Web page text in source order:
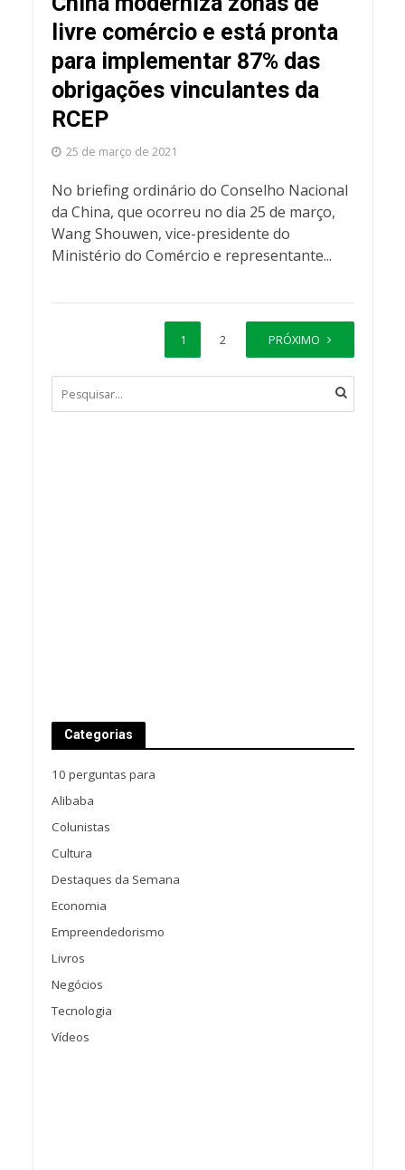
livre comércio e está pronta
para implementar 87% das
obrigações vinculantes da
RCEP
25 de março de 2021
No briefing ordinário do Conselho Nacional
da China, que ocorreu no dia 25 de março,
Wang Shouwen, vice-presidente do
Ministério do Comércio e representante...
1 2 PRÓXIMO
Categorias
10 perguntas para
Alibaba
Colunistas
Cultura
Destaques da Semana
Economia
Empreendedorismo
Livros
Negócios
Tecnologia
Vídeos